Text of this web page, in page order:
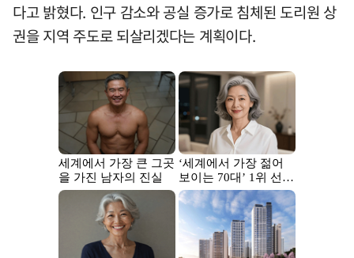
다고 밝혔다. 인구 감소와 공실 증가로 침체된 도리원 상
권을 지역 주도로 되살리겠다는 계획이다.